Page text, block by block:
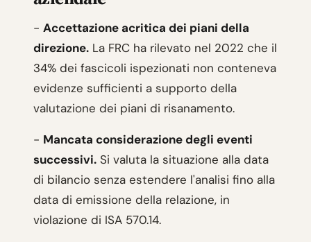
- Accettazione acritica dei piani della
direzione. La FRC ha rilevato nel 2022 che il
34% dei fascicoli ispezionati non conteneva
evidenze sufficienti a supporto della
valutazione dei piani di risanamento.
- Mancata considerazione degli eventi
successivi. Si valuta la situazione alla data
di bilancio senza estendere l'analisi fino alla
data di emissione della relazione, in
violazione di ISA 570.14.